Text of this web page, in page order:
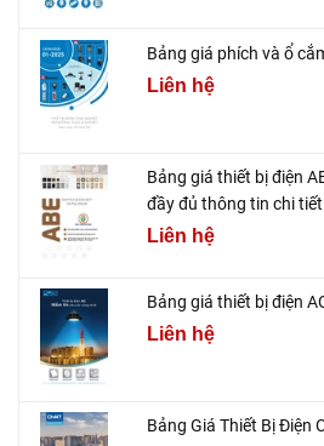
Bảng giá phích và ổ
Liên hệ
Bảng giá thiết bị điện
đầy đủ thông tin chi tiết
Liên hệ
Bảng giá thiết bị điện
Liên hệ
Bảng Giá Thiết Bị Điện